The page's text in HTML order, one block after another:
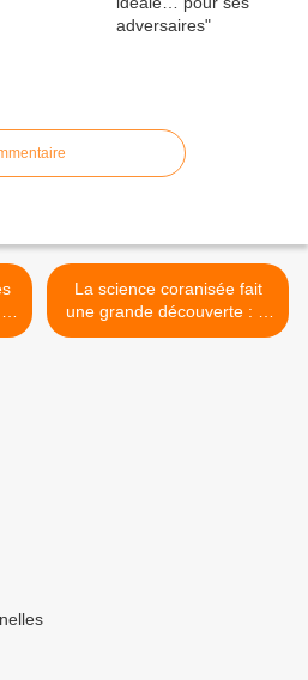
La science coranisée fait
une grande découverte : la
Terre est plate >